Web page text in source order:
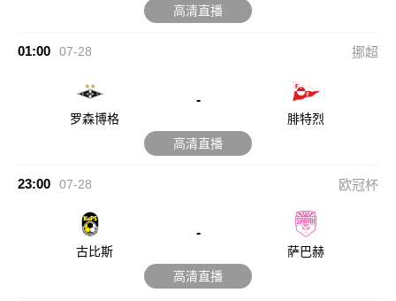
高清直播
01:00 07-28 挪超
罗森博格
-
腓特烈
高清直播
23:00 07-28 欧冠杯
古比斯
-
萨巴赫
高清直播